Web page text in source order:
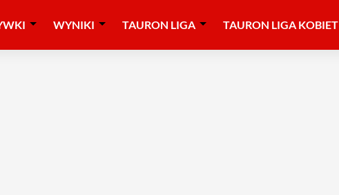
WYNIKI TAURON LIGA TAURON LIGA KOBIET